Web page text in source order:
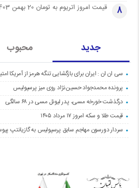
8 قیمت امروز اتریوم به تومان 20 بهمن 1403
جدید محبوب
سی ان ان : ایران برای بازگشایی تنگه هرمز از آمریکا
پرونده محمدجواد حسین‌نژاد روی میز پرسپولیس
درگذشت خورخه مسی، پدر لیونل مسی در ۶۸ سالگی
قیمت طلا و سکه امروز ۱۷ مرداد ۱۴۰۵
سردار دورسون مهاجم سابق پرسپولیس به گازیانتپ